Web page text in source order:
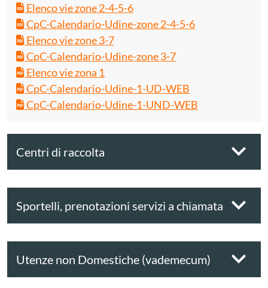
Elenco vie zone 2-4-5-6
CpC-Calendario-Udine-zone 2-4-5-6
Elenco vie zone 3-7
CpC-Calendario-Udine-zone 3-7
Elenco vie zona 1
CpC-Calendario-Udine-1-UD-WEB
CpC-Calendario-Udine-1-UND-WEB
Centri di raccolta
Sportelli, prenotazioni servizi a chiamata
Utenze non Domestiche (vademecum)